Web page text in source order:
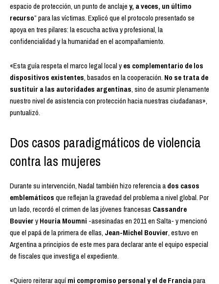
espacio de protección, un punto de anclajey, a veces, un último
recurso” para las víctimas. Explicó que el protocolo presentado se
apoya en tres pilares: la escucha activa y profesional, la
confidencialidad y la humanidad en el acompañamiento.
«Esta guía respeta el marco legal local yes complementario de los
dispositivos existentes, basados en la cooperación. No se trata de
sustituir a las autoridades argentinas, sino de asumir plenamente
nuestro nivel de asistencia con protección hacia nuestras ciudadanas»,
puntualizó.
Dos casos paradigmáticos de violencia
contra las mujeres
Durante su intervención, Nadal también hizo referencia ados casos
emblemáticosque reflejan la gravedad del problema a nivel global. Por
un lado, recordó el crimen de las jóvenes francesas Cassandre
BouvieryHouria Moumni -asesinadas en 2011 en Salta- y mencionó
que el papá de la primera de ellas, Jean-Michel Bouvier, estuvo en
Argentina a principios de este mes para declarar ante el equipo especial
de fiscales que investiga el expediente.
«Quiero reiterar aquími compromiso personal y el de Franciapara